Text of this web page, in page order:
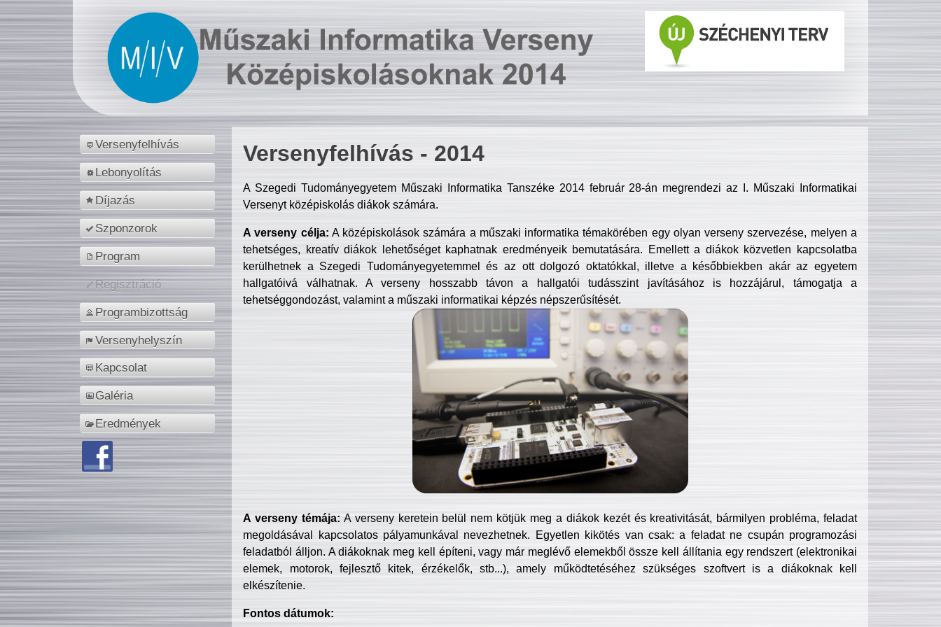
Versenyfelhívás
Lebonyolítás
Díjazás
Szponzorok
Program
Regisztráció
Programbizottság
Versenyhelyszín
Kapcsolat
Galéria
Eredmények
Versenyfelhívás - 2014
A Szegedi Tudományegyetem Műszaki Informatika Tanszéke 2014 február 28-án megrendezi az I. Műszaki Informatikai
Versenyt középiskolás diákok számára.
A verseny célja: A középiskolások számára a műszaki informatika témakörében egy olyan verseny szervezése, melyen a
tehetséges, kreatív diákok lehetőséget kaphatnak eredményeik bemutatására. Emellett a diákok közvetlen kapcsolatba
kerülhetnek a Szegedi Tudományegyetemmel és az ott dolgozó oktatókkal, illetve a későbbiekben akár az egyetem
hallgatóivá válhatnak. A verseny hosszabb távon a hallgatói tudásszint javításához is hozzájárul, támogatja a
tehetséggondozást, valamint a műszaki informatikai képzés népszerűsítését.
A verseny témája: A verseny keretein belül nem kötjük meg a diákok kezét és kreativitását, bármilyen probléma, feladat
megoldásával kapcsolatos pályamunkával nevezhetnek. Egyetlen kikötés van csak: a feladat ne csupán programozási
feladatból álljon. A diákoknak meg kell építeni, vagy már meglévő elemekből össze kell állítania egy rendszert (elektronikai
elemek, motorok, fejlesztő kitek, érzékelők, stb...), amely működtetéséhez szükséges szoftvert is a diákoknak kell
elkészítenie.
Fontos dátumok: